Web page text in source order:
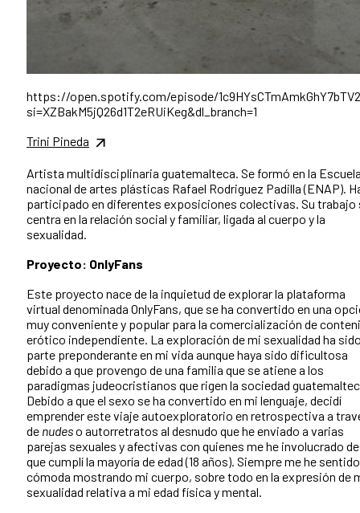
https://open.spotify.com/episode/
si=XZBakM5jQ26d1T2eRUiKeg&dl_branch=1
Trini Pineda
Artista multidisciplinaria guatemalteca. Se formó en la
nacional de artes plásticas Rafael Rodriguez Padilla (ENAP).
participado en diferentes exposiciones colectivas. Su trabajo
centra en la relación social y familiar, ligada al cuerpo y la
sexualidad.
Proyecto: OnlyFans
Este proyecto nace de la inquietud de explorar la plataforma
virtual denominada OnlyFans, que se ha convertido en una
muy conveniente y popular para la comercialización de
erótico independiente. La exploración de mi sexualidad ha
parte preponderante en mi vida aunque haya sido dificultosa
debido a que provengo de una familia que se atiene a los
paradigmas judeocristianos que rigen la sociedad
Debido a que el sexo se ha convertido en mi lenguaje, decidí
emprender este viaje autoexploratorio en retrospectiva a
de nudeso autorretratos al desnudo que he enviado a varias
parejas sexuales y afectivas con quienes me he involucrado
que cumplí la mayoría de edad (18 años). Siempre me he sentido
cómoda mostrando mi cuerpo, sobre todo en la expresión de
sexualidad relativa a mi edad física y mental.